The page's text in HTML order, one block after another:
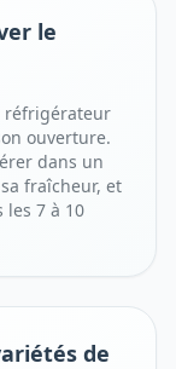
le
réfrigérateur
ouverture.
dans un
fraîcheur, et
les 7 à 10
de